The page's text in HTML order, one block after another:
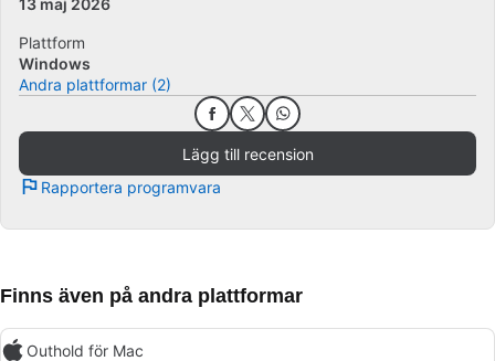
13 maj 2026
Plattform
Windows
Andra plattformar (2)
Lägg till recension
Rapportera programvara
Finns även på andra plattformar
Outhold för Mac